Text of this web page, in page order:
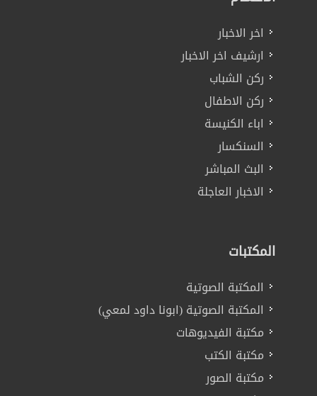
اخر الاخبار
ارشيف اخر الاخبار
ركن الشباب
ركن الاطفال
اباء الكنيسة
السنكسار
البث المباشر
الاخبار العاجلة
المكتبات
المكتبة الصوتية
المكتبة الصوتية (ابونا داود لمعي)
مكتبة الفيديوهات
مكتبة الكتب
مكتبة الصور